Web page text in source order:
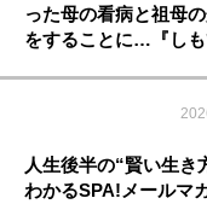
った母の看病と祖母
をすることに…『し
人生後半の“賢い生き
わかるSPA!メールマ